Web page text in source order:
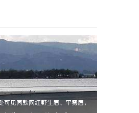
可见同款网红野生眉、平雾眉，